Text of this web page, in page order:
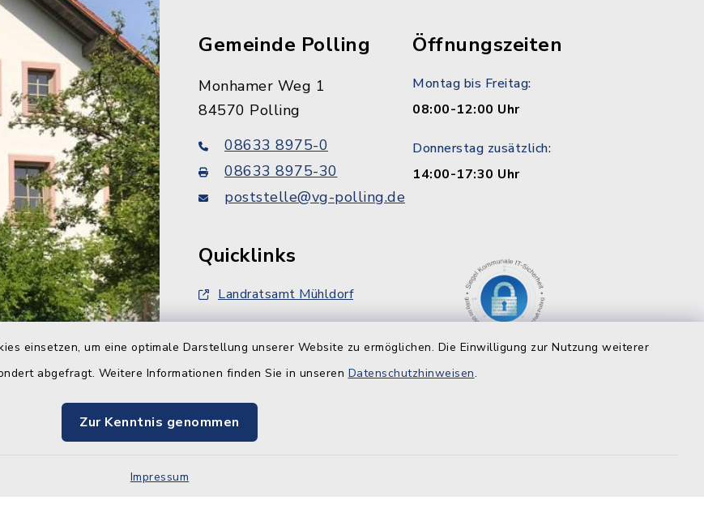
einsetzen, um eine optimale Darstellung unserer Website zu ermöglichen. Die Einwilligung zur Nutzung weiterer
abgefragt. Weitere Informationen finden Sie in unseren Datenschutzhinweisen.
Zur Kenntnis genommen
Impressum
Gemeinde Polling
Monhamer Weg 1
84570 Polling
08633 8975-0
08633 8975-30
poststelle@vg-polling.de
Öffnungszeiten
Montag bis Freitag:
08:00-12:00 Uhr
Donnerstag zusätzlich:
14:00-17:30 Uhr
Quicklinks
Landratsamt Mühldorf
Bahnausbau ABS 38